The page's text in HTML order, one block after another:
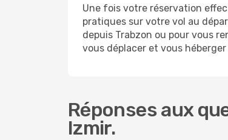
Une fois votre réservation
pratiques sur votre vol au
depuis Trabzon ou pour vous
vous déplacer et vous héberger
Réponses aux
Izmir.